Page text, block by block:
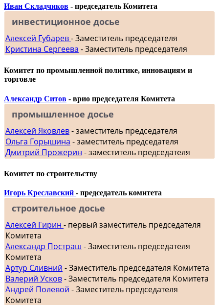
Иван Складчиков - председатель Комитета
инвестиционное досье
Алексей Губарев- Заместитель председателя
Кристина Сергеева - Заместитель председателя
Комитет по промышленной политике, инновациям и
торговле
Александр Ситов - врио председателя Комитета
промышленное досье
Алексей Яковлев- заместитель председателя
Ольга Горышина - заместитель председателя
Дмитрий Прожерин - заместитель председателя
Комитет по строительству
Игорь Креславский - председатель комитета
строительное досье
Алексей Гирин - первый заместитель председателя
Комитета
Александр Постраш - Заместитель председателя
Комитета
Артур Сливний - Заместитель председателя Комитета
Валерий Усков- Заместитель председателя Комитета
Андрей Полевой - Заместитель председателя
Комитета